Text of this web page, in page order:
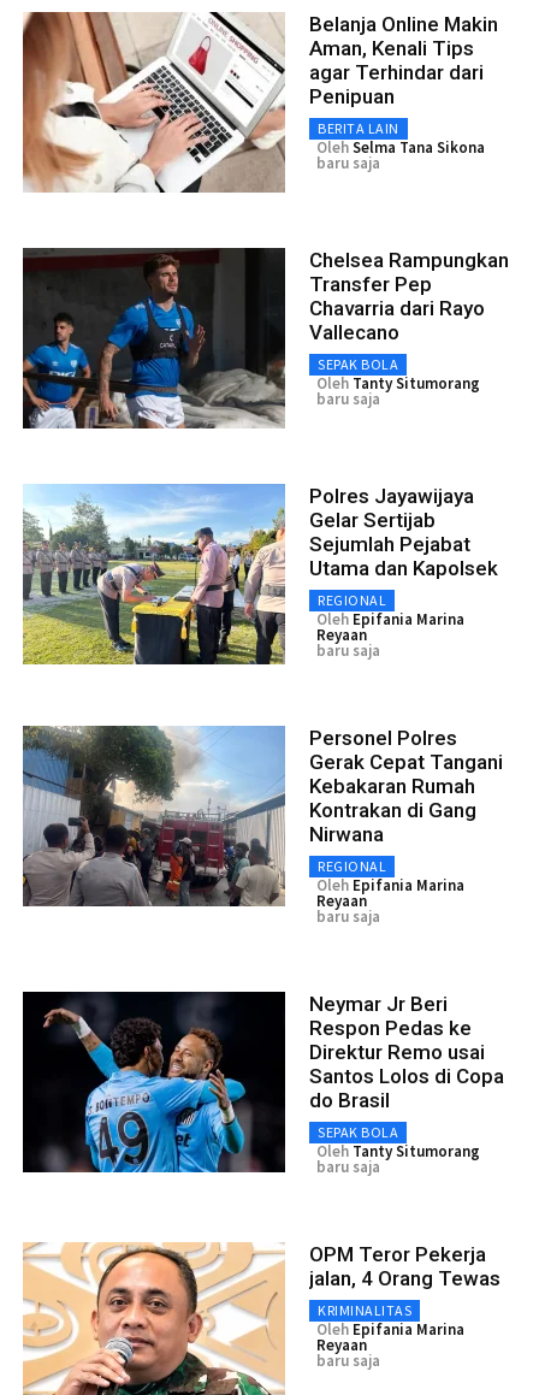
Belanja Online Makin
Aman, Kenali Tips
agar Terhindar dari
Penipuan
BERITA LAIN
OlehSelma Tana Sikona
baru saja
Chelsea Rampungkan
Transfer Pep
Chavarria dari Rayo
Vallecano
SEPAK BOLA
Oleh Tanty Situmorang
baru saja
Polres Jayawijaya
Gelar Sertijab
Sejumlah Pejabat
Utama dan Kapolsek
REGIONAL
Oleh Epifania Marina
Reyaan
baru saja
Personel Polres
Gerak Cepat Tangani
Kebakaran Rumah
Kontrakan di Gang
Nirwana
REGIONAL
Oleh Epifania Marina
Reyaan
baru saja
Neymar Jr Beri
Respon Pedas ke
Direktur Remo usai
Santos Lolos di Copa
do Brasil
SEPAK BOLA
Oleh Tanty Situmorang
baru saja
OPM Teror Pekerja
jalan, 4 Orang Tewas
KRIMINALITAS
Oleh Epifania Marina
Reyaan
baru saja